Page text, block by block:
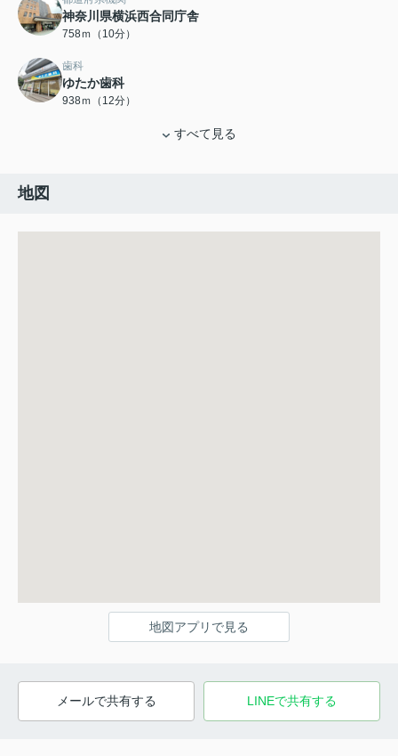
神奈川県横浜西合同庁舎
758ｍ（10分）
歯科
ゆたか歯科
938ｍ（12分）
すべて見る
地図
地図アプリで見る
メールで共有する LINEで共有する